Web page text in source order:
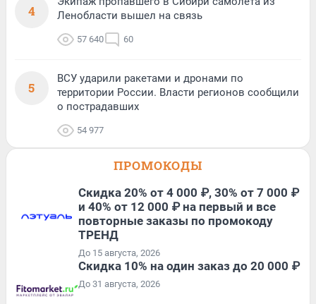
4
Ленобласти вышел на связь
57 640 60
5
ВСУ ударили ракетами и дронами по
территории России. Власти регионов сообщили
о пострадавших
54 977
ПРОМОКОДЫ
Скидка 20% от 4 000 ₽, 30% от 7 000 ₽
и 40% от 12 000 ₽ на первый и все
повторные заказы по промокоду
ТРЕНД
До 15 августа, 2026
Скидка 10% на один заказ до 20 000 ₽
До 31 августа, 2026